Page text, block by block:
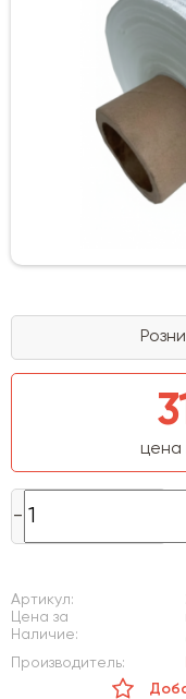
цена
Артикул:
Цена за
Наличие:
Производитель: